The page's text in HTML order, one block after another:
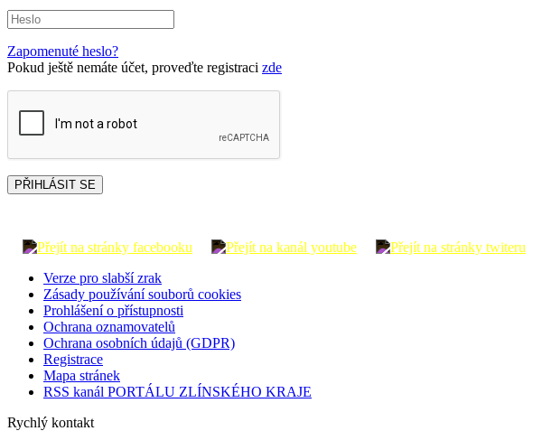
Zapomenuté heslo?
Pokud ještě nemáte účet, proveďte registraci zde
PŘIHLÁSIT SE
Verze pro slabší zrak
Zásady používání souborů cookies
Prohlášení o přístupnosti
Ochrana oznamovatelů
Ochrana osobních údajů (GDPR)
Registrace
Mapa stránek
RSS kanál PORTÁLU ZLÍNSKÉHO KRAJE
Rychlý kontakt